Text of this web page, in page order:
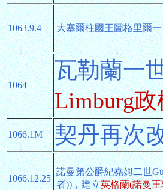
1063.9.4 大塞爾柱國王圖格里爾
1064
瓦勒蘭一
Limburg政
1066.1M 契丹再次
1066.12.25
諾曼第公爵紀堯姆二世
者))，建立英格蘭(諾曼王